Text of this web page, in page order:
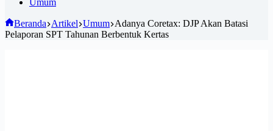
Beranda Artikel Umum Adanya Coretax: DJP Akan Batasi
Pelaporan SPT Tahunan Berbentuk Kertas